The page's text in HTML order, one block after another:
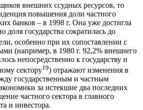
внешних ссудных ресурсов, то
повышения доли частного
банков – в 1998 г. Она уже достигла
доля государства сократилась до
особенно при их сопоставлении с
(например, в 1980 г. 92,2% внешнего
непосредственно к государству и
сектору19) отражают изменения в
государственным и частным
за истекшие два последних
частного сектора в главного
и инвестора.